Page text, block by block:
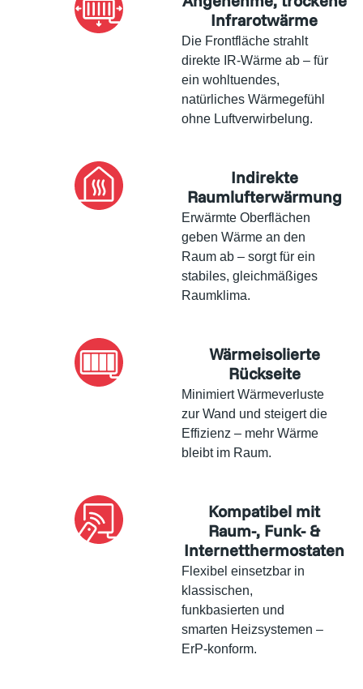
Infrarotwärme
Die Frontfläche strahlt
direkte IR-Wärme ab – für
ein wohltuendes,
natürliches Wärmegefühl
ohne Luftverwirbelung.
Indirekte
Raumlufterwärmung
Erwärmte Oberflächen
geben Wärme an den
Raum ab – sorgt für ein
stabiles, gleichmäßiges
Raumklima.
Wärmeisolierte
Rückseite
Minimiert Wärmeverluste
zur Wand und steigert die
Effizienz – mehr Wärme
bleibt im Raum.
Kompatibel mit
Raum-, Funk- &
Internetthermostaten
Flexibel einsetzbar in
klassischen,
funkbasierten und
smarten Heizsystemen –
ErP-konform.